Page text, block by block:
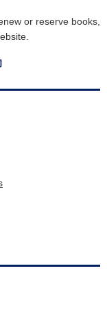
or reserve books,